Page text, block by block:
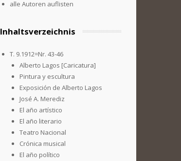
alle Autoren auflisten
Inhaltsverzeichnis
T. 9.1912=Nr. 43-46
Alberto Lagos [Caricatura]
Pintura y escultura
Exposición de Alberto Lagos
José A. Merediz
El año artístico
El año literario
Teatro Nacional
Crónica musical
El año político